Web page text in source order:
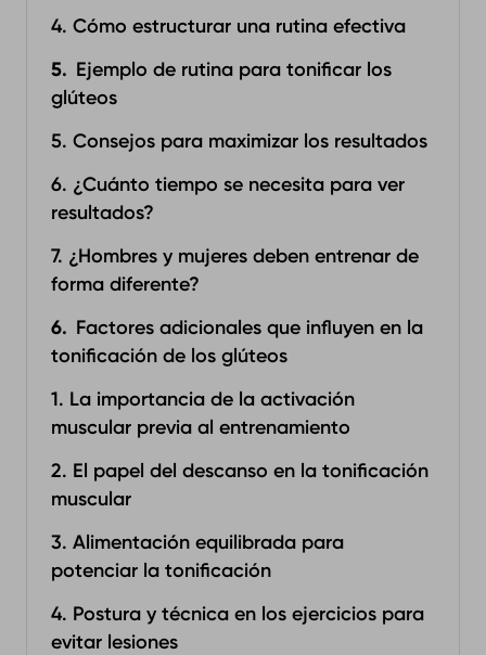
4. Cómo estructurar una rutina efectiva
Ejemplo de rutina para tonificar los
glúteos
5. Consejos para maximizar los resultados
6. ¿Cuánto tiempo se necesita para ver
resultados?
7. ¿Hombres y mujeres deben entrenar de
forma diferente?
Factores adicionales que influyen en la
tonificación de los glúteos
1. La importancia de la activación
muscular previa al entrenamiento
2. El papel del descanso en la tonificación
muscular
3. Alimentación equilibrada para
potenciar la tonificación
4. Postura y técnica en los ejercicios para
evitar lesiones